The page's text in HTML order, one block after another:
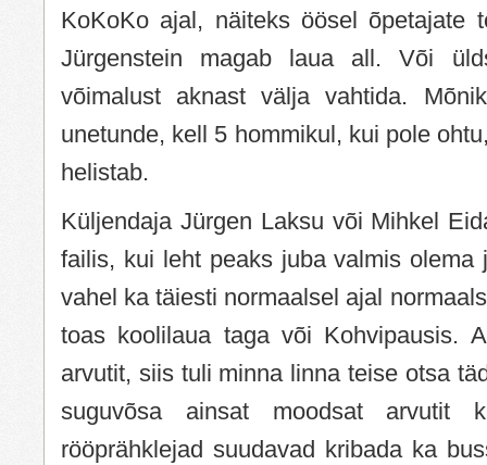
KoKoKo ajal, näiteks öösel õpetajate
Jürgenstein magab laua all. Või
võimalust aknast välja vahtida.
unetunde, kell 5 hommikul, kui pole
helistab.
Küljendaja Jürgen Laksu või Mihkel
failis, kui leht peaks juba valmis olema
vahel ka täiesti normaalsel ajal
toas koolilaua taga või Kohvipausis.
arvutit, siis tuli minna linna teise otsa
suguvõsa ainsat moodsat arvutit
rööprähklejad suudavad kribada ka